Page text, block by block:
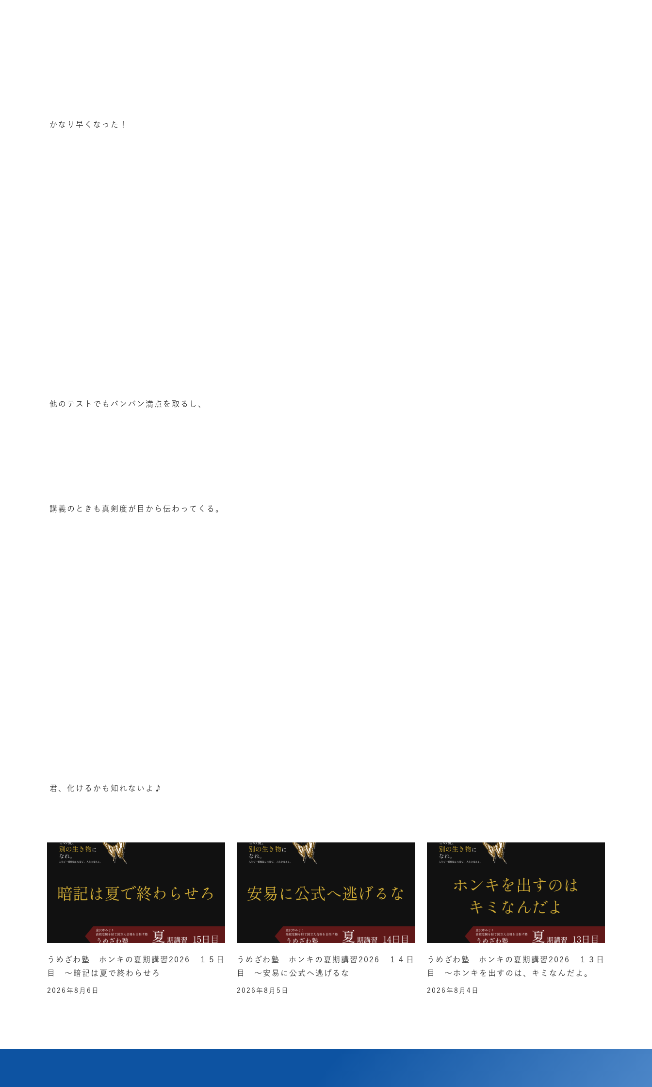
かなり早くなった！
他のテストでもバンバン満点を取るし、
講義のときも真剣度が目から伝わってくる。
君、化けるかも知れないよ♪
うめざわ塾 ホンキの夏期講習2026 １５日
目 ～暗記は夏で終わらせろ
2026年8月6日
うめざわ塾 ホンキの夏期講習2026 １４日
目 ～安易に公式へ逃げるな
2026年8月5日
うめざわ塾 ホンキの夏期講習2026 １３日
目 ～ホンキを出すのは、キミなんだよ。
2026年8月4日